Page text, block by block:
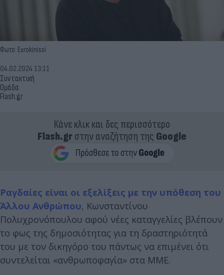
Φωτο: Eurokinissi
Συντακτική
Ομάδα
Flash.gr
04.02.2024 13:11
Κάνε κλικ και δες περισσότερο
Flash.grστην αναζήτηση της Google
Ραγδαίες είναι οι εξελίξεις με την υπόθεση του
Άλλου Ανθρώπου, Κωνσταντίνου
Πολυχρονόπουλου αφού νέες καταγγελίες βλέπουν
το φως της δημοσιότητας για τη δραστηριότητά
του με τον δικηγόρο του πάντως να επιμένει ότι
συντελείται «ανθρωποφαγία» στα ΜΜΕ.